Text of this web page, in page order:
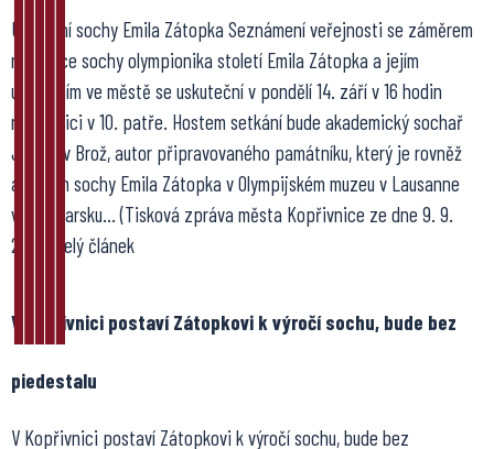
Umístění sochy Emila Zátopka Seznámení veřejnosti se záměrem
realizace sochy olympionika století Emila Zátopka a jejím
umístěním ve městě se uskuteční v pondělí 14. září v 16 hodin
na radnici v 10. patře. Hostem setkání bude akademický sochař
Jaroslav Brož, autor připravovaného památníku, který je rovněž
autorem sochy Emila Zátopka v Olympijském muzeu v Lausanne
ve Švýcarsku… (Tisková zpráva města Kopřivnice ze dne 9. 9.
2020) Celý článek
V Kopřivnici postaví Zátopkovi k výročí sochu, bude bez
piedestalu
V Kopřivnici postaví Zátopkovi k výročí sochu, bude bez